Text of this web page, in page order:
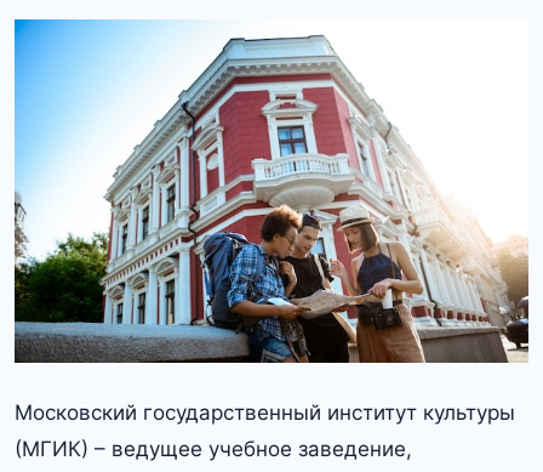
Московский государственный институт культуры
(МГИК) – ведущее учебное заведение,